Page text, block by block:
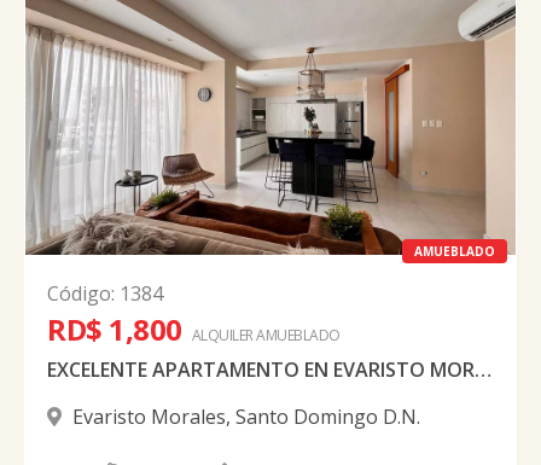
AMUEBLADO
Código: 1384
RD$ 1,800 ALQUILERAMUEBLADO
EXCELENTE APARTAMENTO EN EVARISTO MORALES AMUEBLADO
Evaristo Morales, Santo Domingo D.N.